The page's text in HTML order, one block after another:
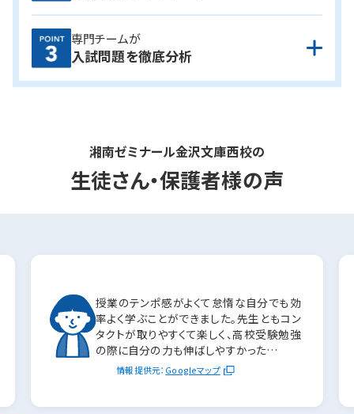
に全国の過去問をもとにした入試対策テストも受けてい
常に知識や技術をアップデートしながら、授業や進路指導
を行っています。
専門チームが
入試問題を徹底分析
湘ゼミでは、専門の分析チームによって入試問題の細かな
分析を毎年行っています。積み重ねた分析は、オリジナルテ
キストの制作や模試の制作、研修や指導に活用。
湘南ゼミナール金沢文庫西校の
生徒さん・保護者様の声
授業のテンポ感がよくて怠惰な自分でも効
率よく学ぶことができました。先生ともコン
タクトが取りやすくて楽しく、高校受験勉強
の際に自分の力も伸ばしやすかった…
情報提供元： Googleマップ